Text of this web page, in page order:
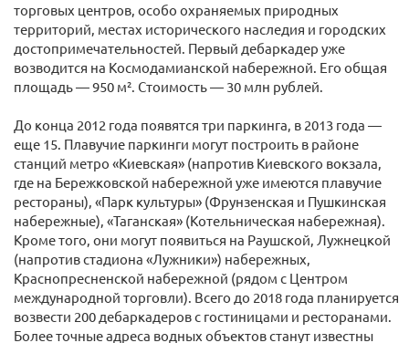
торговых центров, особо охраняемых природных
территорий, местах исторического наследия и городских
достопримечательностей. Первый дебаркадер уже
возводится на Космодамианской набережной. Его общая
площадь — 950 м². Стоимость — 30 млн рублей.
До конца 2012 года появятся три паркинга, в 2013 года —
еще 15. Плавучие паркинги могут построить в районе
станций метро «Киевская» (напротив Киевского вокзала,
где на Бережковской набережной уже имеются плавучие
рестораны), «Парк культуры» (Фрунзенская и Пушкинская
набережные), «Таганская» (Котельническая набережная).
Кроме того, они могут появиться на Раушской, Лужнецкой
(напротив стадиона «Лужники») набережных,
Краснопресненской набережной (рядом с Центром
международной торговли). Всего до 2018 года планируется
возвести 200 дебаркадеров с гостиницами и ресторанами.
Более точные адреса водных объектов станут известны